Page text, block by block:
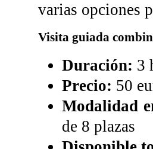
varias opciones
Visita guiada
Duración: 3
Precio: 50
Modalidad
de 8 plazas